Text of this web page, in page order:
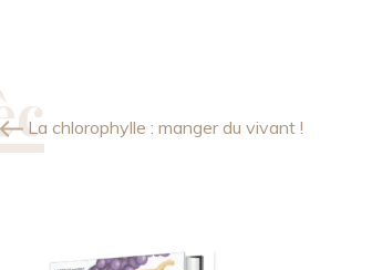
La chlorophylle : manger du vivant !